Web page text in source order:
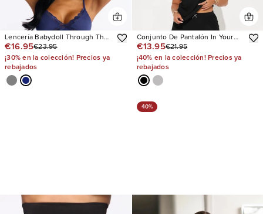
Lencería Babydoll Through The
Motions Cotton Side Slit
€16.95€23.95
¡30% en la colección! Precios ya
rebajados
Conjunto De Pantalón In Your
Dreams Ribbed PJ
€13.95€21.95
¡40% en la colección! Precios ya
rebajados
40%